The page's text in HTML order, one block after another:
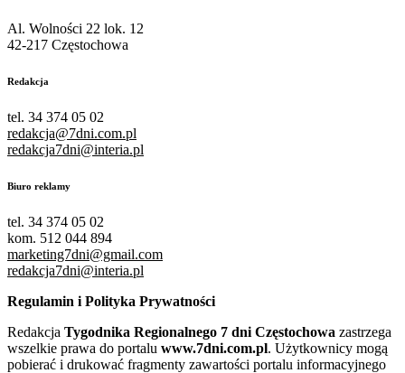
Al. Wolności 22 lok. 12
42-217 Częstochowa
Redakcja
tel. 34 374 05 02
redakcja@7dni.com.pl
redakcja7dni@interia.pl
Biuro reklamy
tel. 34 374 05 02
kom. 512 044 894
marketing7dni@gmail.com
redakcja7dni@interia.pl
Regulamin i Polityka Prywatności
Redakcja Tygodnika Regionalnego 7 dni Częstochowa zastrzega
wszelkie prawa do portalu www.7dni.com.pl. Użytkownicy mogą
pobierać i drukować fragmenty zawartości portalu informacyjnego